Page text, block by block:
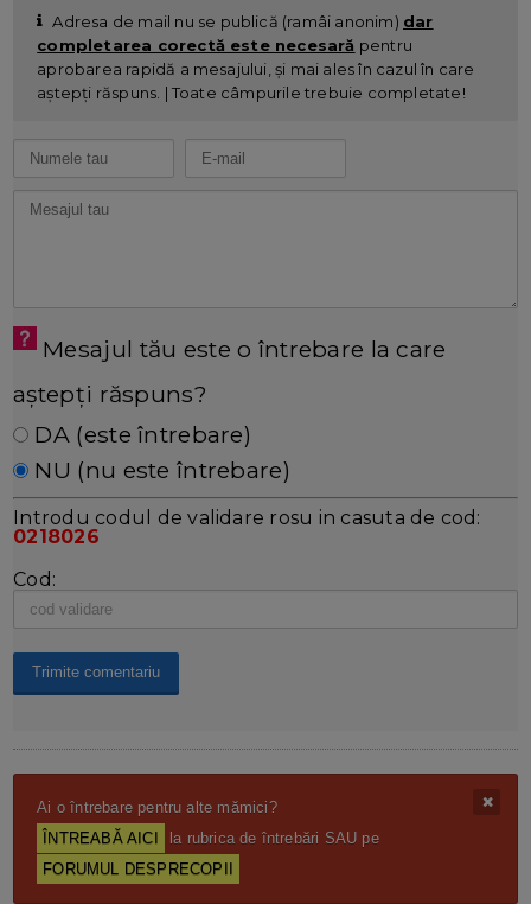
Adresa de mail nu se publică (ramâi anonim) dar
completarea corectă este necesară pentru
aprobarea rapidă a mesajului, și mai ales în cazul în care
aștepți răspuns. | Toate câmpurile trebuie completate!
Mesajul tău este o întrebare la care
aștepți răspuns?
DA (este întrebare)
NU (nu este întrebare)
Introdu codul de validare rosu in casuta de cod:
0218026
Cod:
Ai o întrebare pentru alte mămici?
ÎNTREABĂ AICI
la rubrica de întrebări SAU pe
FORUMUL DESPRECOPII